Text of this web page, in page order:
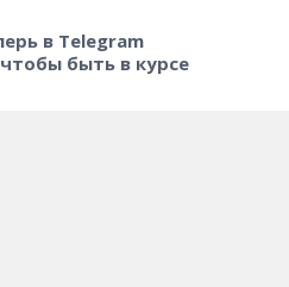
в Telegram
быть в курсе